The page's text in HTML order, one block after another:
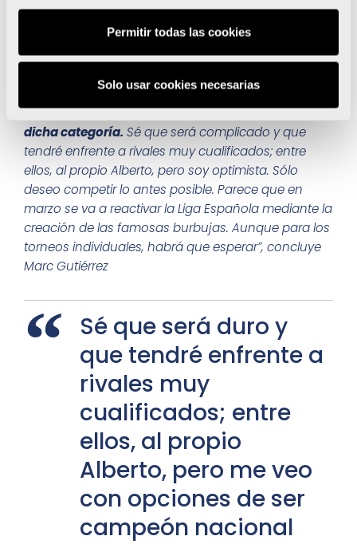
Permitir todas las cookies
Solo usar cookies necesarias
top-15 continental, Además, la crisis sanitaria me ha
impedido disputar la Liga Nacional en Qatar durante
Marc se muestra ambicioso yse plantea como
gran reto “proclamarme campeón de España en
dicha categoría. Sé que será complicado y que
tendré enfrente a rivales muy cualificados; entre
ellos, al propio Alberto, pero soy optimista. Sólo
deseo competir lo antes posible. Parece que en
marzo se va a reactivar la Liga Española mediante la
creación de las famosas burbujas. Aunque para los
torneos individuales, habrá que esperar”, concluye
Marc Gutiérrez
Sé que será duro y
que tendré enfrente a
rivales muy
cualificados; entre
ellos, al propio
Alberto, pero me veo
con opciones de ser
campeón nacional